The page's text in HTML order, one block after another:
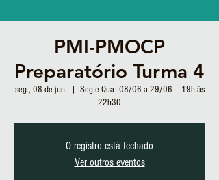
PMI-PMOCP
Preparatório Turma 4
seg., 08 de jun.
Seg e Qua: 08/06 a 29/06 | 19h às
22h30
O registro está fechado
Ver outros eventos